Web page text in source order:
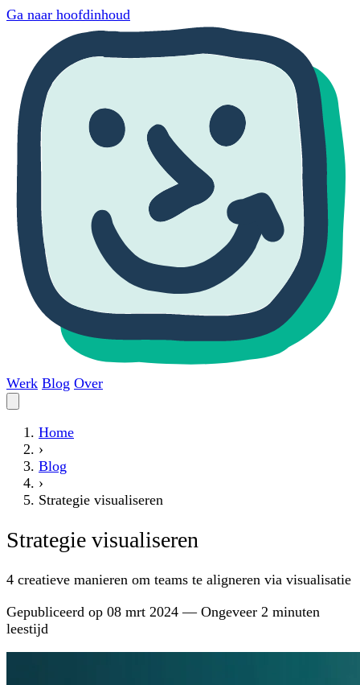
Ga naar hoofdinhoud
Werk Blog Over
Home
›
Blog
›
Strategie visualiseren
Strategie visualiseren
4 creatieve manieren om teams te aligneren via visualisatie
Gepubliceerd op 08 mrt 2024 —Ongeveer 2 minuten
leestijd